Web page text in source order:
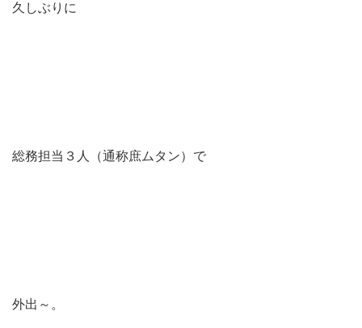
久しぶりに
総務担当３人（通称庶ムタン）で
外出～。